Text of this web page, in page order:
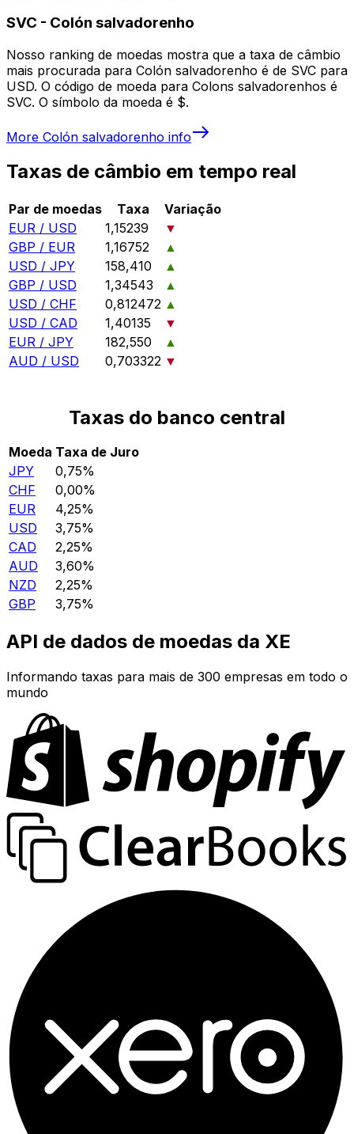
SVC - Colón salvadorenho
Nosso ranking de moedas mostra que a taxa de câmbio
mais procurada para Colón salvadorenho é de SVC para
USD. O código de moeda para Colons salvadorenhos é
SVC. O símbolo da moeda é $.
More Colón salvadorenho info
Taxas de câmbio em tempo real
Par de moedas Taxa
Variação
EUR / USD
1,15239
▼
GBP / EUR
1,16752
▲
USD / JPY
158,410
▲
GBP / USD
1,34543
▲
USD / CHF
0,812472 ▲
USD / CAD
1,40135
▼
EUR / JPY
182,550
▲
AUD / USD
0,703322 ▼
Taxas do banco central
Moeda Taxa de Juro
JPY
0,75%
CHF
0,00%
EUR
4,25%
USD
3,75%
CAD
2,25%
AUD
3,60%
NZD
2,25%
GBP
3,75%
API de dados de moedas da XE
Informando taxas para mais de 300 empresas em todo o
mundo